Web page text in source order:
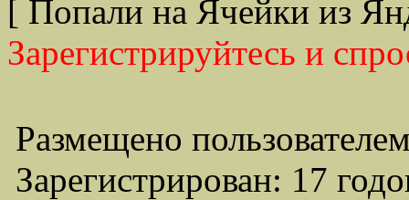
[ Попали на Ячейки из
Зарегистрируйтесь и
Размещено
Зарегистрирован: 17